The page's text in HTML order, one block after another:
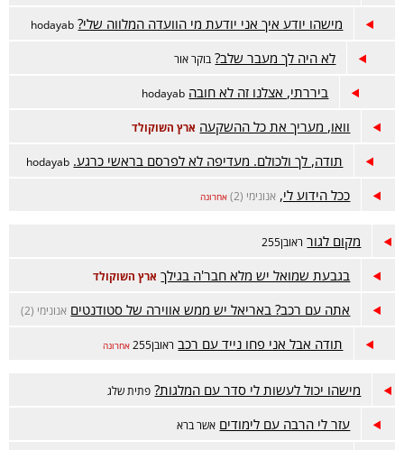
מישהו יודע איך אני יודעת מי הוועדה המלווה שלי? hodayab
לא היה לך מעבר שלב? בוקר אור
ביררתי, אצלנו זה לא חובה hodayab
וואו, מעריך את כל ההשקעה ארץ השוקולד
תודה, לך ולכולם. מעדיפה לא לפרסם בראשי כרגע. hodayab
ככל הידוע לי, אנונימי (2) אחרונה
מקום לגור ראובן255
בגבעת שמואל יש מלא חבר'ה בגילך ארץ השוקולד
אתה עם רכב? באריאל יש ממש אווירה של סטודנטים אנונימי (2)
תודה אבל אני פחו נייד עם רכב ראובן255 אחרונה
מישהו יכול לעשות לי סדר עם המלגות? פתית שלג
עזר לי הרבה עם לימודים אשר ברא